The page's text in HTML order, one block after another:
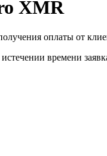
XMR
оплаты от
времени